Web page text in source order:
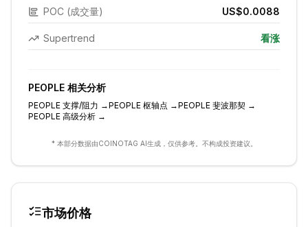
POC (成交量) US$0.0088
Supertrend 看涨
PEOPLE 相关分析
PEOPLE 支撑/阻力 →PEOPLE 枢轴点 →PEOPLE 斐波那契 →
PEOPLE 高级分析 →
* 本部分数据由COINOTAG AI生成，仅供参考。不构成投资建议。
市场价格